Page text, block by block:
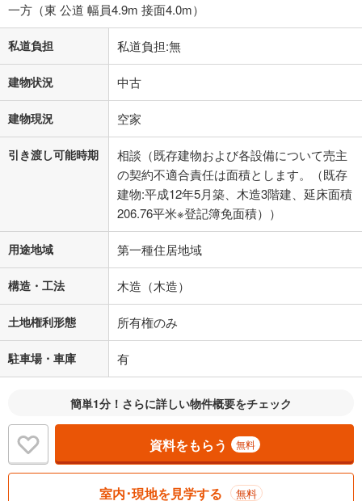
一方（東 公道 幅員4.9m 接面4.0m）
私道負担 私道負担:無
建物状況 中古
建物現況 空家
引き渡し可能時期
相談（既存建物および各設備について売主
の契約不適合責任は面積とします。（既存
建物:平成12年5月築、木造3階建、延床面積
206.76平米※登記簿免面積））
用途地域 第一種住居地域
構造・工法 木造（木造）
土地権利形態 所有権のみ
駐車場・車庫 有
簡単1分！さらに詳しい物件概要をチェック
資料をもらう 無料
室内･現地を見学する 無料